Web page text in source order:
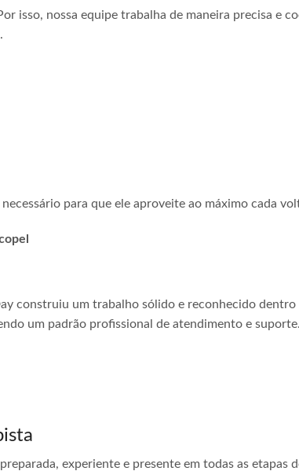
isso, nossa equipe trabalha de maneira precisa e
para que ele aproveite ao máximo cada
construiu um trabalho sólido e reconhecido
um padrão profissional de atendimento e suporte.
experiente e presente em todas as etapas